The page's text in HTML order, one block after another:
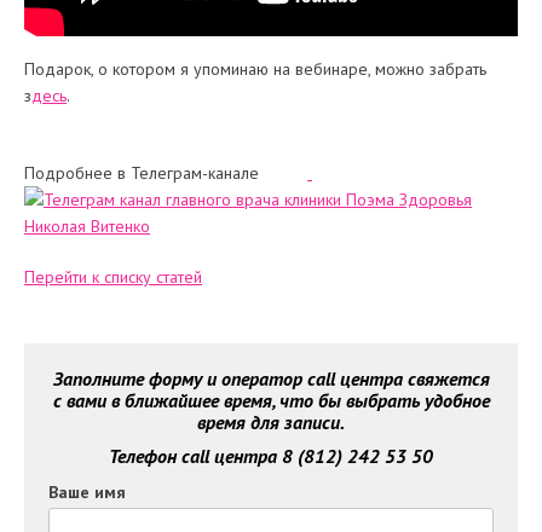
Подарок, о котором я упоминаю на вебинаре, можно забрать
здесь.
Подробнее в Телеграм-канале
Перейти к списку статей
Заполните форму и оператор call центра свяжется
с вами в ближайшее время, что бы выбрать удобное
время для записи.
Телефон call центра 8 (812) 242 53 50
Ваше имя